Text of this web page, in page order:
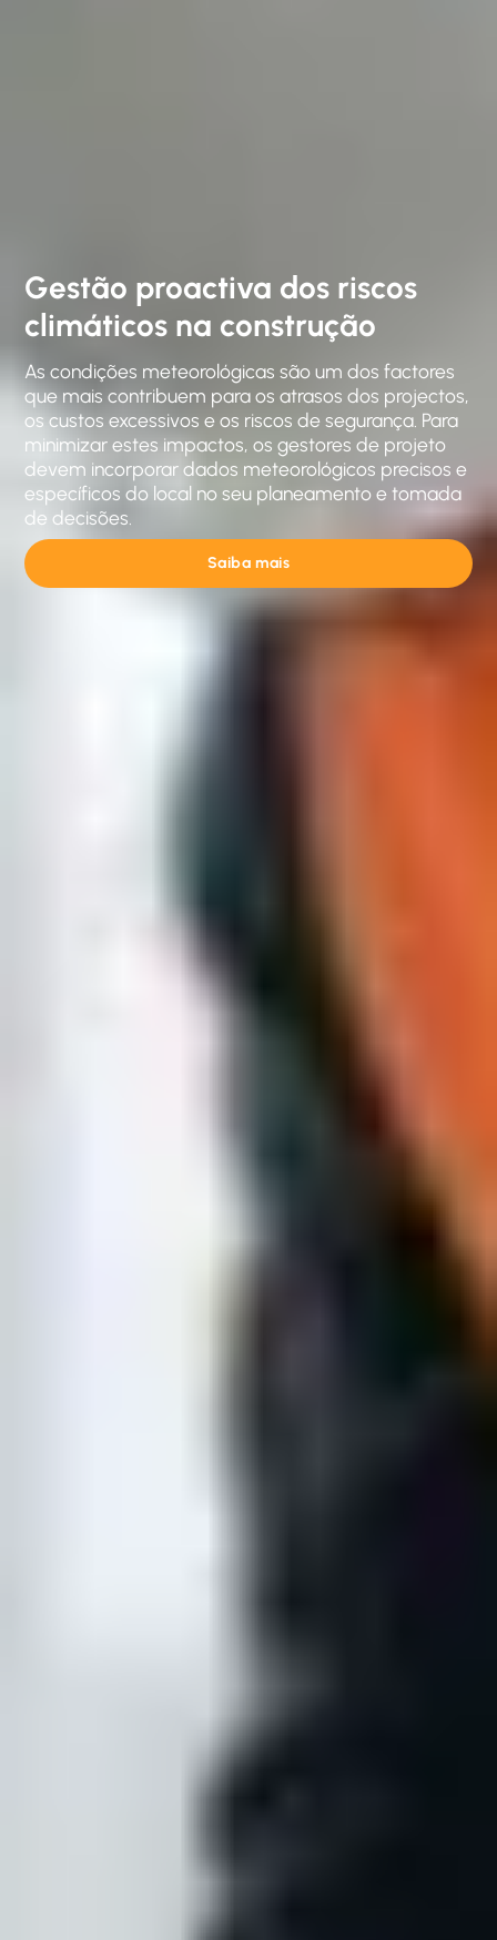
Gestão proactiva dos riscos
climáticos na construção
As condições meteorológicas são um dos factores
que mais contribuem para os atrasos dos projectos,
os custos excessivos e os riscos de segurança. Para
minimizar estes impactos, os gestores de projeto
devem incorporar dados meteorológicos precisos e
específicos do local no seu planeamento e tomada
de decisões.
Saiba mais